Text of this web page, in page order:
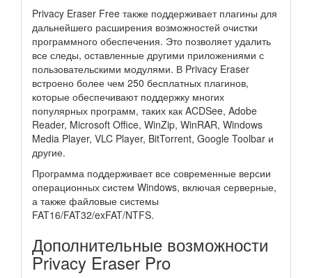
Privacy Eraser Free также поддерживает плагины для
дальнейшего расширения возможностей очистки
программного обеспечения. Это позволяет удалить
все следы, оставленные другими приложениями с
пользовательскими модулями. В Privacy Eraser
встроено более чем 250 бесплатных плагинов,
которые обеспечивают поддержку многих
популярных программ, таких как ACDSee, Adobe
Reader, Microsoft Office, WinZip, WinRAR, Windows
Media Player, VLC Player, BitTorrent, Google Toolbar и
другие.
Программа поддерживает все современные версии
операционных систем Windows, включая серверные,
а также файловые системы
FAT16/FAT32/exFAT/NTFS.
Дополнительные возможности
Privacy Eraser Pro